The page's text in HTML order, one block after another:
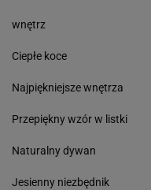
wnętrz
Ciepłe koce
Najpiękniejsze wnętrza
Przepiękny wzór w listki
Naturalny dywan
Jesienny niezbędnik